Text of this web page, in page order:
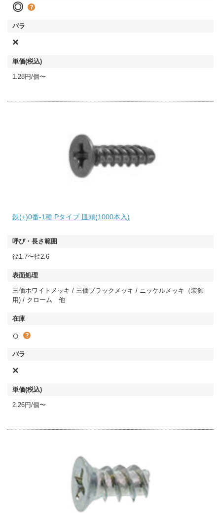
◎
×
1.28円/個〜
鉄(+)0番-1種 Pタイプ 皿頭(1000本入)
径1.7〜径2.6
三価ホワイトメッキ / 三価ブラックメッキ / ニッケルメッキ（装飾
用) / クローム 他
○
×
2.26円/個〜